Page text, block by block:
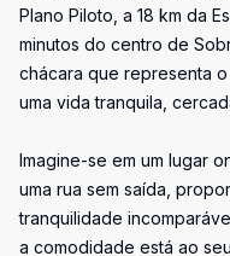
Plano Piloto, a 18 km da
minutos do centro de
chácara que representa
uma vida tranquila,
Imagine-se em um lugar
uma rua sem saída,
tranquilidade
a comodidade está ao